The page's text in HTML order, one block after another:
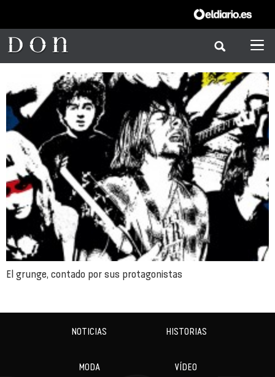
El grunge, contado por sus protagonistas
NOTICIAS HISTORIAS
MODA VÍDEO